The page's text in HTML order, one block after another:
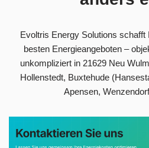
Evoltris Energy Solutions schafft
besten Energieangeboten –
unkompliziert in 21629 Neu
Hollenstedt, Buxtehude
Apensen,